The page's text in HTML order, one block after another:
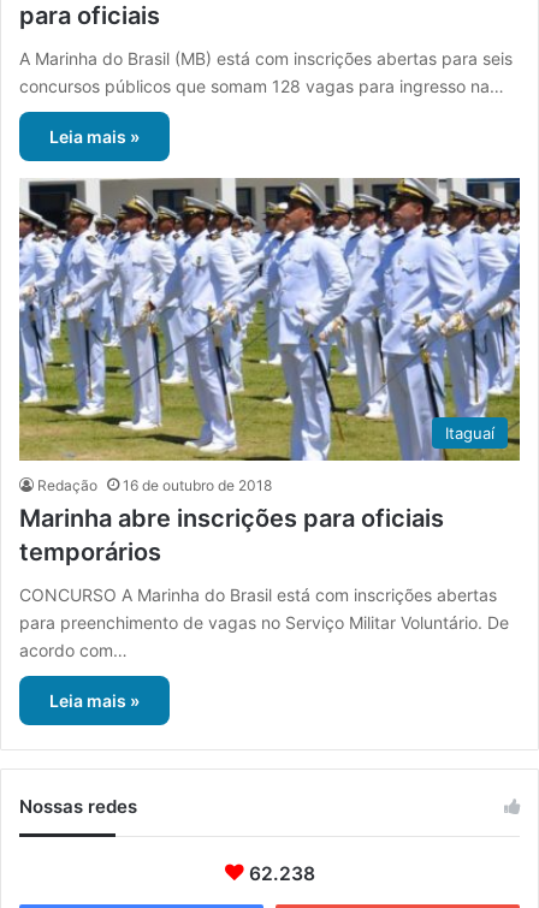
para oficiais
A Marinha do Brasil (MB) está com inscrições abertas para seis
concursos públicos que somam 128 vagas para ingresso na…
Leia mais »
Itaguaí
Redação 16 de outubro de 2018
Marinha abre inscrições para oficiais
temporários
CONCURSO A Marinha do Brasil está com inscrições abertas
para preenchimento de vagas no Serviço Militar Voluntário. De
acordo com…
Leia mais »
Nossas redes
62.238